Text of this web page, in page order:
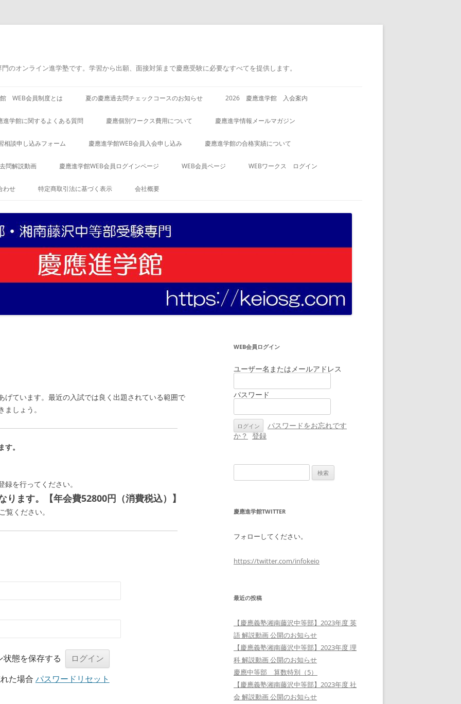
のオンライン進学塾です。学習から出願、面接対策まで慶應受験に必要なすべてを提供します。
WEB会員制度とは 夏の慶應過去問チェックコースのお知らせ 2026 慶應進学館 入会案内
進学館に関するよくある質問 慶應個別ワークス費用について 慶應進学情報メールマガジン
相談申し込みフォーム 慶應進学館WEB会員入会申し込み 慶應進学館の合格実績について
問解説動画 慶應進学館WEB会員ログインページ WEB会員ページ WEBワークス ログイン
わせ 特定商取引法に基づく表示 会社概要
げています。最近の入試では良く出題されている範囲で
しょう。
。
を行ってください。
ます。【年会費52800円（消費税込）】
覧ください。
状態を保存する
た場合 パスワードリセット
WEB会員ログイン
ユーザー名またはメールアドレス
パスワード
パスワードをお忘れです
か？ 登録
索:
慶應進学館TWITTER
フォローしてください。
https://twitter.com/infokeio
最近の投稿
【慶應義塾湘南藤沢中等部】2023年度 英
語 解説動画 公開のお知らせ
【慶應義塾湘南藤沢中等部】2023年度 理
科 解説動画 公開のお知らせ
慶應中等部 算数特別（5）
【慶應義塾湘南藤沢中等部】2023年度 社
会 解説動画 公開のお知らせ